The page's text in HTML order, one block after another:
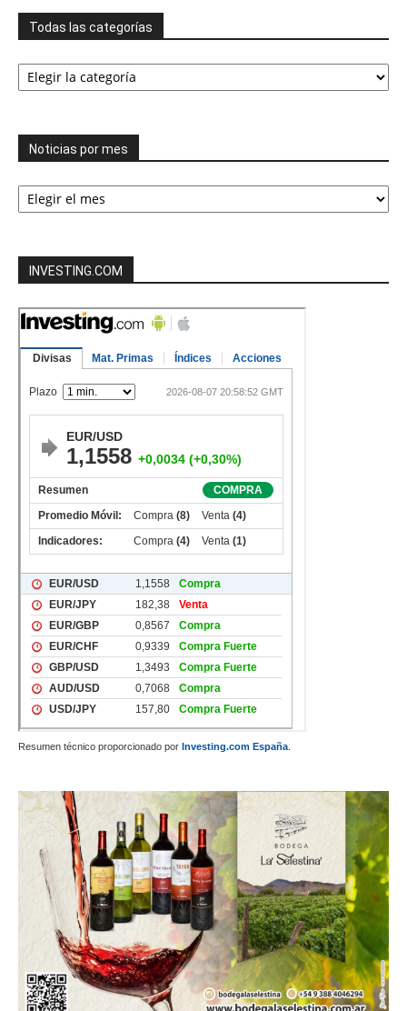
Todas las categorías
Todas
las
Noticias por mes
Noticias
por
INVESTING.COM
Resumen técnico proporcionado por Investing.com España